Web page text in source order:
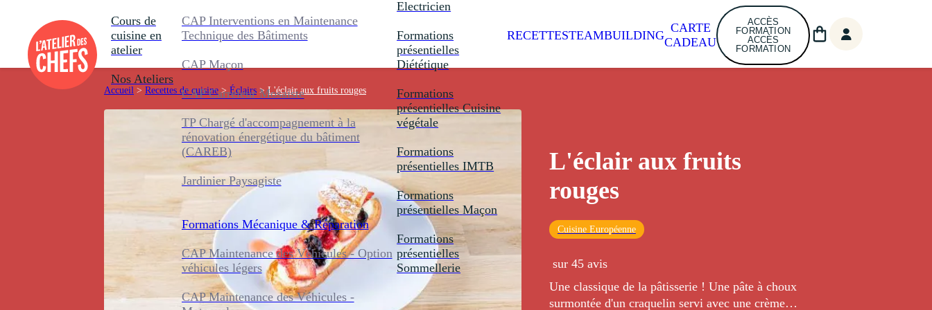
Cours de
cuisine en
atelier
Nos Ateliers
CAP Interventions en Maintenance
Technique des Bâtiments
CAP Maçon
CAP Carreleur Mosaïste
TP Chargé d'accompagnement à la
rénovation énergétique du bâtiment
(CAREB)
Jardinier Paysagiste
Formations Mécanique & Réparation
CAP Maintenance des Véhicules - Option
véhicules légers
CAP Maintenance des Véhicules -
Electricien
Formations
présentielles
Diététique
Formations
présentielles Cuisine
végétale
Formations
présentielles IMTB
Formations
présentielles Maçon
Formations
présentielles
Sommellerie
RECETTESTEAMBUILDING
CARTE
CADEAU
ACCÈS
FORMATION
ACCÈS
FORMATION
Accueil > Recettes de cuisine > Éclairs > L'éclair aux fruits rouges
L'éclair aux fruits
rouges
Cuisine Européenne
sur 45 avis
Une classique de la pâtisserie ! Une pâte à choux
surmontée d'un craquelin servi avec une crème